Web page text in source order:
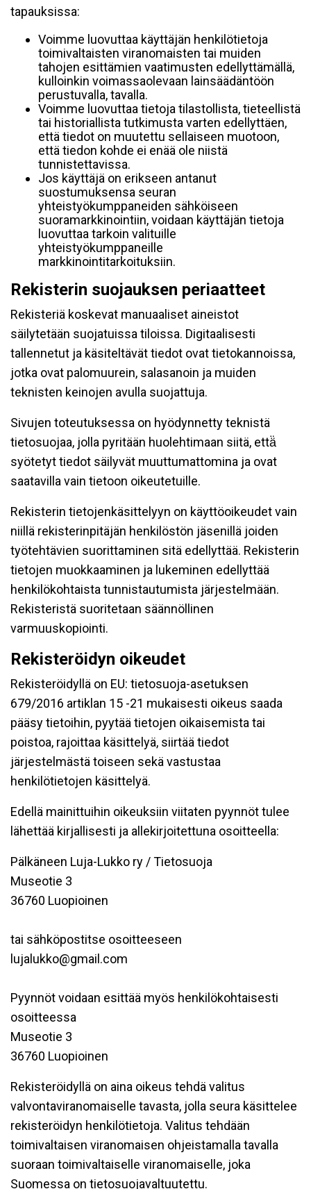
tapauksissa:
Voimme luovuttaa käyttäjän henkilötietoja
toimivaltaisten viranomaisten tai muiden
tahojen esittämien vaatimusten edellyttämällä,
kulloinkin voimassaolevaan lainsäädäntöön
perustuvalla, tavalla.
Voimme luovuttaa tietoja tilastollista, tieteellistä
tai historiallista tutkimusta varten edellyttäen,
että tiedot on muutettu sellaiseen muotoon,
että tiedon kohde ei enää ole niistä
tunnistettavissa.
Jos käyttäjä on erikseen antanut
suostumuksensa seuran
yhteistyökumppaneiden sähköiseen
suoramarkkinointiin, voidaan käyttäjän tietoja
luovuttaa tarkoin valituille
yhteistyökumppaneille
markkinointitarkoituksiin.
Rekisterin suojauksen periaatteet
Rekisteriä koskevat manuaaliset aineistot
säilytetään suojatuissa tiloissa. Digitaalisesti
tallennetut ja käsiteltävät tiedot ovat tietokannoissa,
jotka ovat palomuurein, salasanoin ja muiden
teknisten keinojen avulla suojattuja.
Sivujen toteutuksessa on hyödynnetty teknistä
tietosuojaa, jolla pyritään huolehtimaan siitä, että̈
syötetyt tiedot säilyvät muuttumattomina ja ovat
saatavilla vain tietoon oikeutetuille.
Rekisterin tietojenkäsittelyyn on käyttöoikeudet vain
niillä rekisterinpitäjän henkilöstön jäsenillä joiden
työtehtävien suorittaminen sitä edellyttää. Rekisterin
tietojen muokkaaminen ja lukeminen edellyttää
henkilökohtaista tunnistautumista järjestelmään.
Rekisteristä suoritetaan säännöllinen
varmuuskopiointi.
Rekisteröidyn oikeudet
Rekisteröidyllä on EU: tietosuoja-asetuksen
679/2016 artiklan 15 -21 mukaisesti oikeus saada
pääsy tietoihin, pyytää tietojen oikaisemista tai
poistoa, rajoittaa käsittelyä, siirtää tiedot
järjestelmästä toiseen sekä vastustaa
henkilötietojen käsittelyä.
Edellä mainittuihin oikeuksiin viitaten pyynnöt tulee
lähettää kirjallisesti ja allekirjoitettuna osoitteella:
Pälkäneen Luja-Lukko ry / Tietosuoja
Museotie 3
36760 Luopioinen
tai sähköpostitse osoitteeseen
lujalukko@gmail.com
Pyynnöt voidaan esittää myös henkilökohtaisesti
osoitteessa
Museotie 3
36760 Luopioinen
Rekisteröidyllä on aina oikeus tehdä valitus
valvontaviranomaiselle tavasta, jolla seura käsittelee
rekisteröidyn henkilötietoja. Valitus tehdään
toimivaltaisen viranomaisen ohjeistamalla tavalla
suoraan toimivaltaiselle viranomaiselle, joka
Suomessa on tietosuojavaltuutettu.